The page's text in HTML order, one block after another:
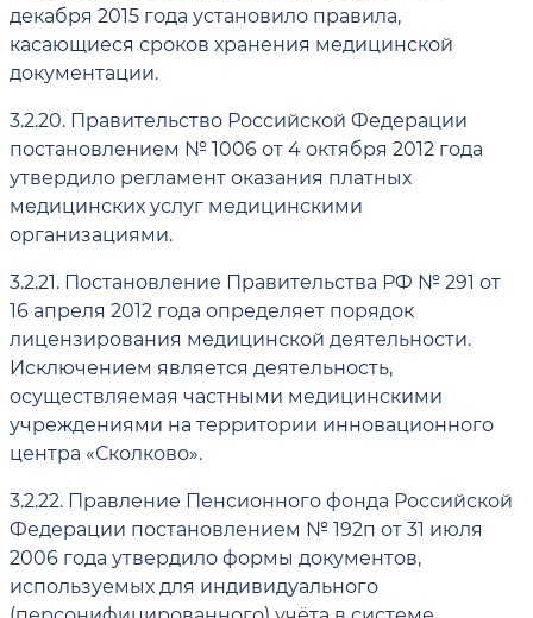
декабря 2015 года установило правила,
касающиеся сроков хранения медицинской
документации.
3.2.20. Правительство Российской Федерации
постановлением № 1006 от 4 октября 2012 года
утвердило регламент оказания платных
медицинских услуг медицинскими
организациями.
3.2.21. Постановление Правительства РФ № 291 от
16 апреля 2012 года определяет порядок
лицензирования медицинской деятельности.
Исключением является деятельность,
осуществляемая частными медицинскими
учреждениями на территории инновационного
центра «Сколково».
3.2.22. Правление Пенсионного фонда Российской
Федерации постановлением № 192п от 31 июля
2006 года утвердило формы документов,
используемых для индивидуального